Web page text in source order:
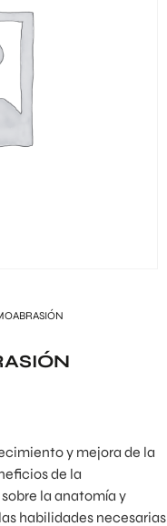
y mejora de la
de la
la anatomía y
habilidades necesarias